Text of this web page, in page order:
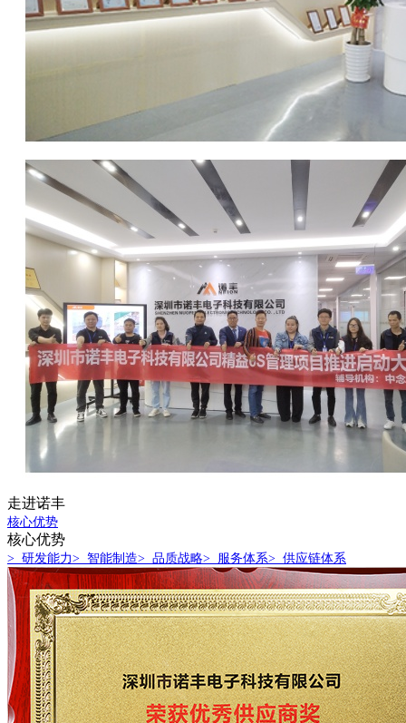
走进诺丰
核心优势
核心优势
> 研发能力> 智能制造> 品质战略> 服务体系> 供应链体系